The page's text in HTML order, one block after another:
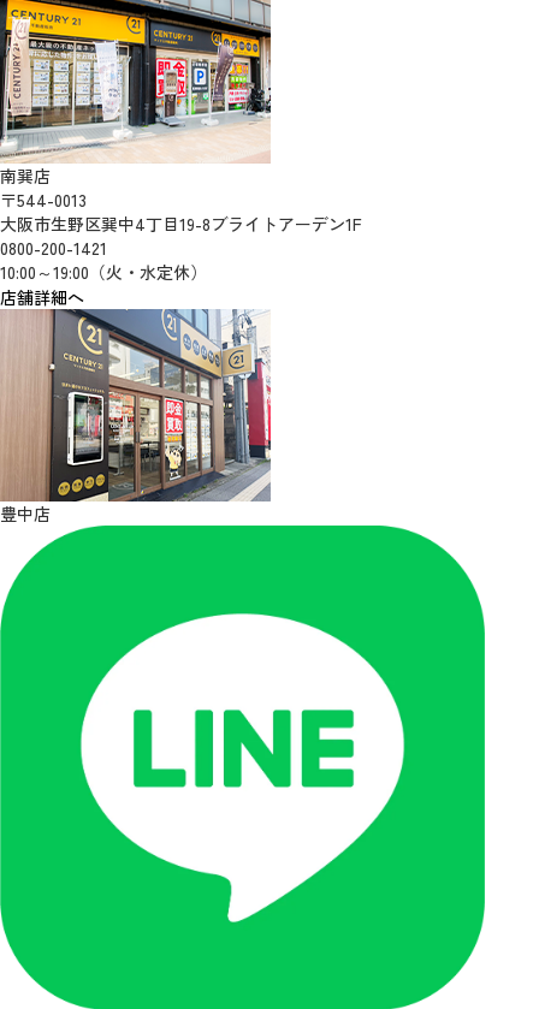
南巽店
〒544-0013
大阪市生野区巽中4丁目19-8ブライトアーデン1F
0800-200-1421
10:00～19:00（火・水定休）
店舗詳細へ
豊中店